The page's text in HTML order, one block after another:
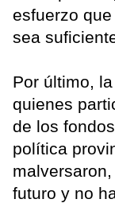
esfuerzo
sea
Por último,
quienes
de los
política
futuro y no